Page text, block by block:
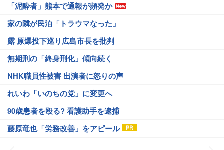
「泥酔者」熊本で通報が頻発か
家の隣が民泊「トラウマなった」
露 原爆投下巡り広島市長を批判
無期刑の「終身刑化」傾向続く
NHK職員性被害 出演者に怒りの声
れいわ「いのちの党」に変更へ
90歳患者を殴る? 看護助手を逮捕
藤原竜也「労務改善」をアピール